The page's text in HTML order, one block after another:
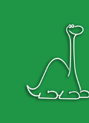
Brontosaurus
Brontosaurus